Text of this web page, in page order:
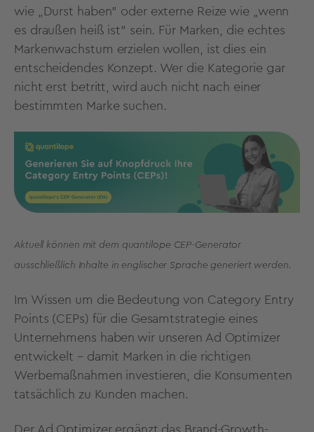
wie „Durst haben" oder externe Reize wie „wenn
es draußen heiß ist" sein. Für Marken, die echtes
Markenwachstum erzielen wollen, ist dies ein
entscheidendes Konzept. Wer die Kategorie gar
nicht erst betritt, wird auch nicht nach einer
bestimmten Marke suchen.
Aktuell können mit dem quantilope CEP-Generator
ausschließlich Inhalte in englischer Sprache generiert werden.
Im Wissen um die Bedeutung von Category Entry
Points (CEPs) für die Gesamtstrategie eines
Unternehmens haben wir unseren Ad Optimizer
entwickelt – damit Marken in die richtigen
Werbemaßnahmen investieren, die Konsumenten
tatsächlich zu Kunden machen.
Der Ad Optimizer ergänzt das Brand-Growth-